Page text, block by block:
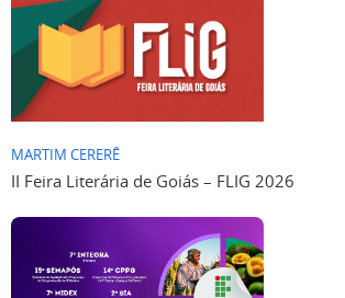
MARTIM CERERÊ
II Feira Literária de Goiás – FLIG 2026